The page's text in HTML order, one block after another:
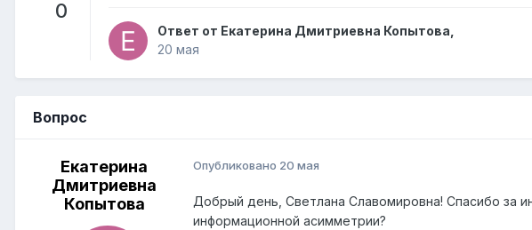
0
Ответ от Екатерина Дмитриевна Копытова
20 мая
Вопрос
Екатерина
Дмитриевна
Копытова
Опубликовано 20 мая
Добрый день, Светлана Славомировна! Спасибо за
информационной асимметрии?